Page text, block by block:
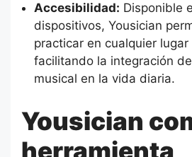
Accesibilidad: Disponible
dispositivos, Yousician
practicar en cualquier
facilitando la integración
musical en la vida diaria.
Yousician
herramienta